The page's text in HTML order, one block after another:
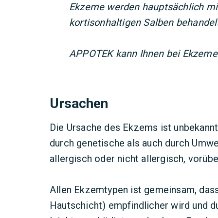
Ekzeme werden hauptsächlich
kortisonhaltigen Salben
APPOTEK kann Ihnen bei
Ursachen
Die Ursache des Ekzems ist
durch genetische als auch durch
allergisch oder nicht allergisch,
Allen Ekzemtypen ist gemeinsam,
Hautschicht) empfindlicher wird und